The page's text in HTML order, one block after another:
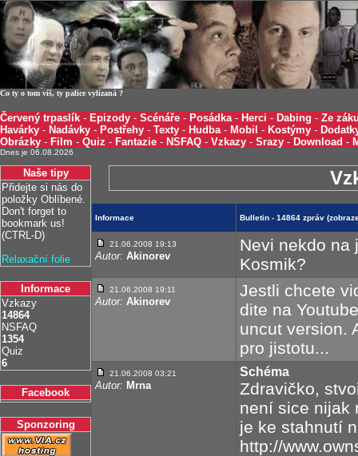
Co ty o tom víš, ty palice vylízaná ?
Červený trpaslík - Epizody - Scénáře - Posádka- Herci - Dabing - Ze
Havárky - Nadávky - Postřehy - Texty - Hudba- Mobil - Kostýmy -
Obrázky - Film - Quiz - Fantazie - NSFAQ - Vzkazy - Srazy - Download -
Dnes je 06.08.2026
Naše tipy
Přidejte si nás do
položky Oblíbené.
Don't forget to
bookmark us!
(CTRL-D)
Relaxační folie
Informace
Vzkazy
14864
NSFAQ
1354
Quiz
6
Facebook
Sponzoring
Informace Bulletin - 14864 zpráv
21.06.2008 19:13
Autor: Akinorev
Nevi nekdo na
Kosmik?
21.06.2008 19:11
Autor: Akinorev
Jestli chcete
dite na
uncut version.
pro jistotu...
21.06.2008 03:21
Autor: Mrna
Schéma
Zdravičko,
není sice nijak
je ke stahnutí
http://